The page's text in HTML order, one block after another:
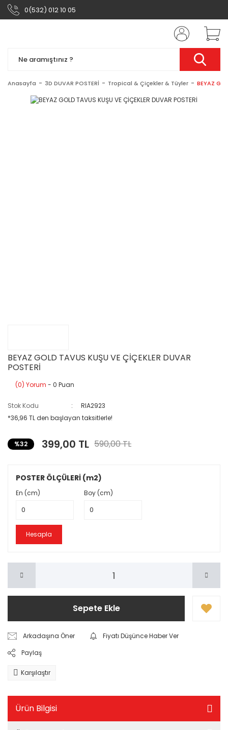
0(532) 012 10 05
Anasayfa 3D DUVAR POSTERİ Tropical & Çiçekler & Tüyler BEYAZ
BEYAZ GOLD TAVUS KUŞU VE ÇİÇEKLER DUVAR
POSTERİ
(0) Yorum - 0 Puan
Stok Kodu
RIA2923
*36,96 TL den başlayan taksitlerle!
%32 399,00 TL 590,00 TL
POSTER ÖLÇÜLERİ (m2)
En (cm) Boy (cm)
Hesapla
Sepete Ekle
Arkadaşına Öner
Fiyatı Düşünce Haber Ver
Paylaş
Karşılaştır
Ürün Bilgisi